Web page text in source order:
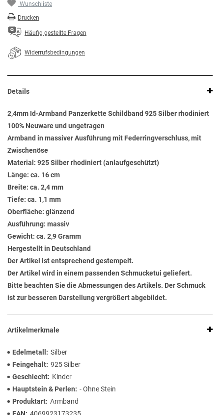
Wunschliste
Drucken
Häufig gestellte Fragen
Widerrufsbedingungen
Details
2,4mm Id-Armband Panzerkette Schildband 925 Silber rhodiniert
100% Neuware und ungetragen
Armband in massiver Ausführung mit Federringverschluss, mit
Zwischenöse
Material: 925 Silber rhodiniert (anlaufgeschützt)
Länge: ca. 16 cm
Breite: ca. 2,4 mm
Tiefe: ca. 1,1 mm
Oberfläche: glänzend
Ausführung: massiv
Gewicht: ca. 2,9 Gramm
Hergestellt in Deutschland
Der Artikel ist entsprechend gestempelt.
Der Artikel wird in einem passenden Schmucketui geliefert.
Bitte beachten Sie die Abmessungen des Artikels. Der Schmuck
ist zur besseren Darstellung vergrößert abgebildet.
Artikelmerkmale
Edelmetall
Silber
Feingehalt 925 Silber
Geschlecht
Kinder
Hauptstein & Perlen
- Ohne Stein
Produktart Armband